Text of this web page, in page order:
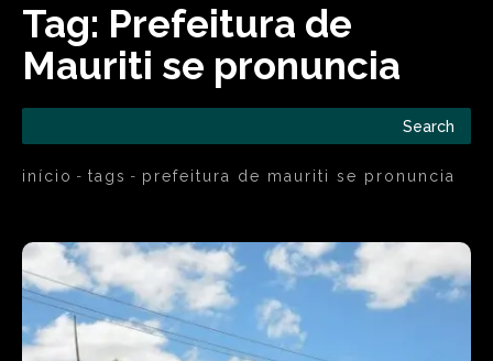
Tag: Prefeitura de
Mauriti se pronuncia
Search
início tags prefeitura de mauriti se pronuncia